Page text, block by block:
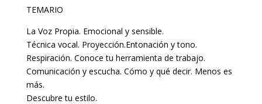
TEMARIO
La Voz Propia. Emocional y sensible.
Técnica vocal. Proyección.Entonación y tono.
Respiración. Conoce tu herramienta de trabajo.
Comunicación y escucha. Cómo y qué decir. Menos es
más.
Descubre tu estilo.